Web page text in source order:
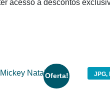
acesso a descontos
Oferta! JPG,